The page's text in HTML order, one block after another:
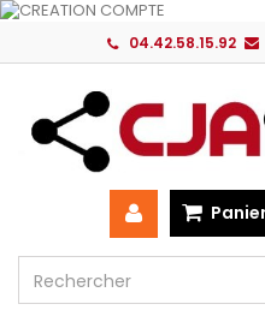
04.42.58.15.92